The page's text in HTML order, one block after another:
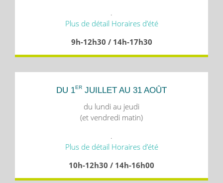
.
Plus de détail Horaires d’été
9h-12h30 / 14h-17h30
DU 1ER JUILLET AU 31 AOÛT
du lundi au jeudi
(et vendredi matin)
.
Plus de détail Horaires d’été
10h-12h30 / 14h-16h00